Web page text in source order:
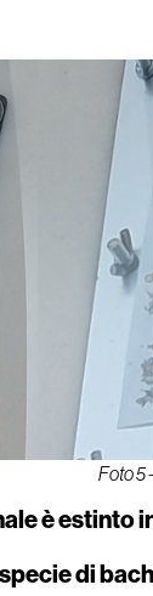
Foto 5
è estinto
di